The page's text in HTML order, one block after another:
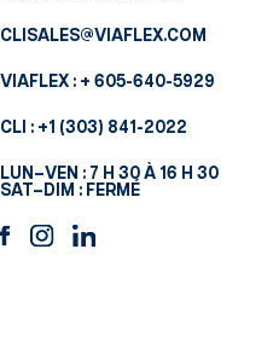
CLISALES@VIAFLEX.COM
VIAFLEX : + 605-640-5929
CLI : +1 (303) 841-2022
LUN–VEN : 7 H 30 À 16 H 30
SAT–DIM : FERMÉ